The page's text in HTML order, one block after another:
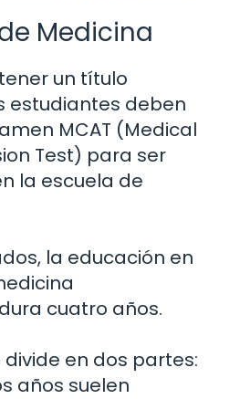
Medicina
un título
estudiantes deben
MCAT (Medical
Test) para ser
la escuela de
la educación en
cuatro años.
divide en dos partes:
años suelen